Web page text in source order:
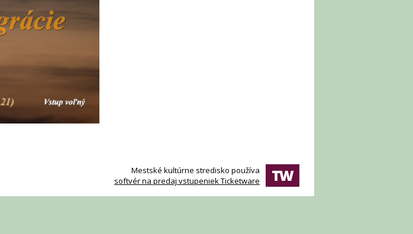
Mestské kultúrne stredisko používa
softvér na predaj vstupeniek Ticketware